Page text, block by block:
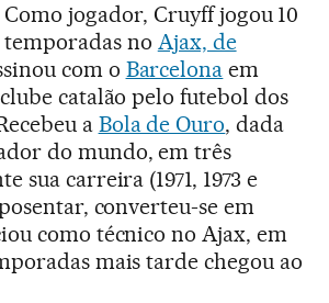
Como jogador, Cruyff jogou 10
temporadas no Ajax, de
com o Barcelona em
clube catalão pelo futebol dos
a Bola de Ouro, dada
do mundo, em três
sua carreira (1971, 1973 e
converteu-se em
como técnico no Ajax, em
mais tarde chegou ao